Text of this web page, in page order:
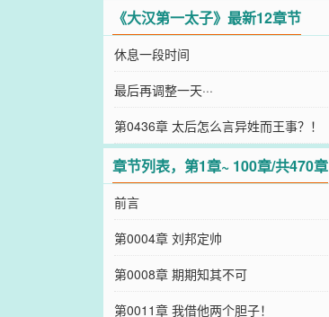
《大汉第一太子》最新12章节
休息一段时间
最后再调整一天···
第0436章 太后怎么言异姓而王事？！
章节列表，第1章~ 100章/共470章
前言
第0004章 刘邦定帅
第0008章 期期知其不可
第0011章 我借他两个胆子！